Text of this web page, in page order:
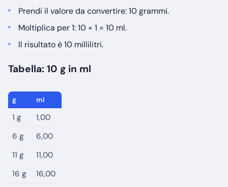
Prendi il valore da convertire: 10 grammi.
Moltiplica per 1: 10 × 1 = 10 ml.
Il risultato è 10 millilitri.
Tabella: 10 g in ml
g ml
1 g
1,00
6 g
6,00
11 g
11,00
16 g
16,00